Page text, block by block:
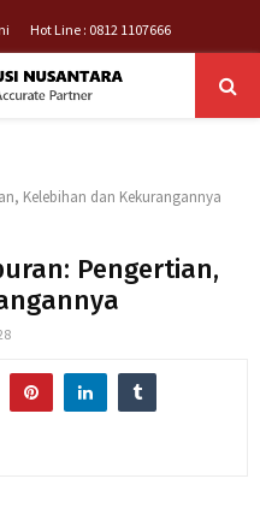
Hot Line : 0812 1107666
Kelebihan dan Kekurangannya
Pengertian,